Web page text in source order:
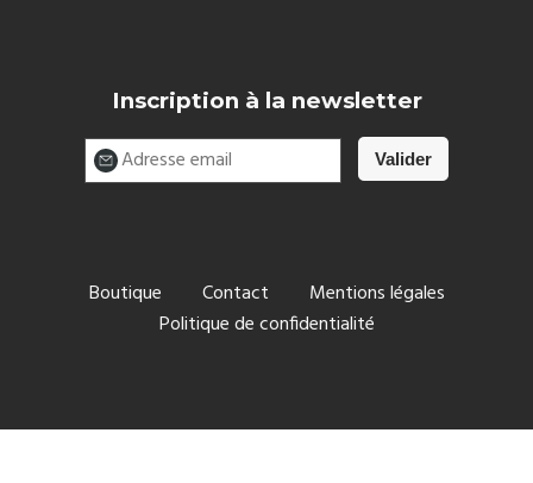
Inscription à la newsletter
Boutique Contact
Mentions légales
Politique de confidentialité